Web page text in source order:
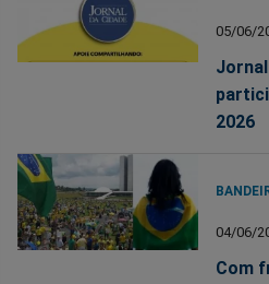
05/06/
2026
04/06/
Com